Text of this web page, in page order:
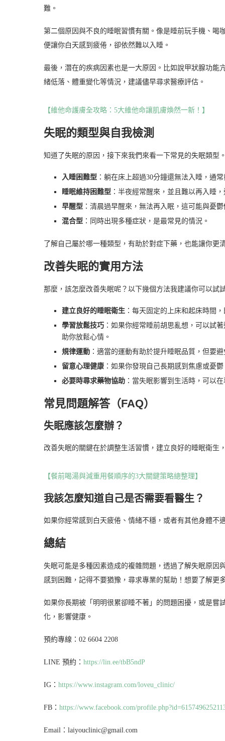
難。
第二個原因與不良的睡眠習慣有關。像是睡前玩手機、
便讓你白天感到疲倦，卻依然難以入睡。
最後，潛在的疾病因素也是一大原因。比如說甲狀腺功能
緒低落、體重變化等情況，建議儘早尋求醫療評估。
【維他命護膚全攻略：5大維他命讓肌膚煥然一新！】
失眠的類型與自我檢測
知道了失眠的原因，接下來我們來看一下常見的失眠類型
入睡困難型 ：躺在床上超過30分鐘還無法入睡，通
睡眠維持困難型 ：半夜經常醒來，並且難以再入睡
早醒型 ：清晨過早醒來，無法再入眠，這可能與憂
混合型 ：同時出現多種症狀，是最常見的情況。
了解自己屬於哪一種類型，有助於對症下藥，也能讓你更
改善失眠的實用方法
那麼，該怎麼改善失眠呢？以下幾個方法我建議你可以試
建立良好的睡眠衛生 ：每天固定的上床和起床時間
學習放鬆技巧 ：如果你經常睡前胡思亂想，可以試
助你放鬆心情。
規律運動 ：適當的運動有助於提升睡眠品質，但要
留意心理健康 ：如果你發現自己長期感到焦慮或憂
必要時尋求藥物協助 ：當失眠影響到生活時，可以
常見問題解答（FAQ）
失眠應該怎麼辦？
改善失眠的關鍵在於調整生活習慣，建立良好的睡眠衛
【餐前喝湯與減重用餐順序的3大關鍵策略總整理】
我該怎麼知道自己是否需要看醫生？
如果你經常感到白天疲倦、情緒不穩，或者有其他身體不
總結
失眠可能是多種因素造成的複雜問題，透過了解失眠原因
感到困難，記得不要猶豫，尋求專業的幫助！想要了解更
如果你長期被「明明很累卻睡不著」的問題困擾，或是嘗
化，影響健康。
預約專線：02 6604 2208
LINE 預約： https://lin.ee/tbB5ndP
IG： https://www.instagram.com/loveu_clinic/
FB： https://www.facebook.com/
Email：laiyouclinic@gmail.com